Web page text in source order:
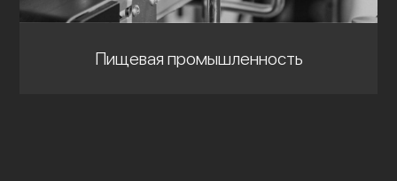
Пищевая промышленность